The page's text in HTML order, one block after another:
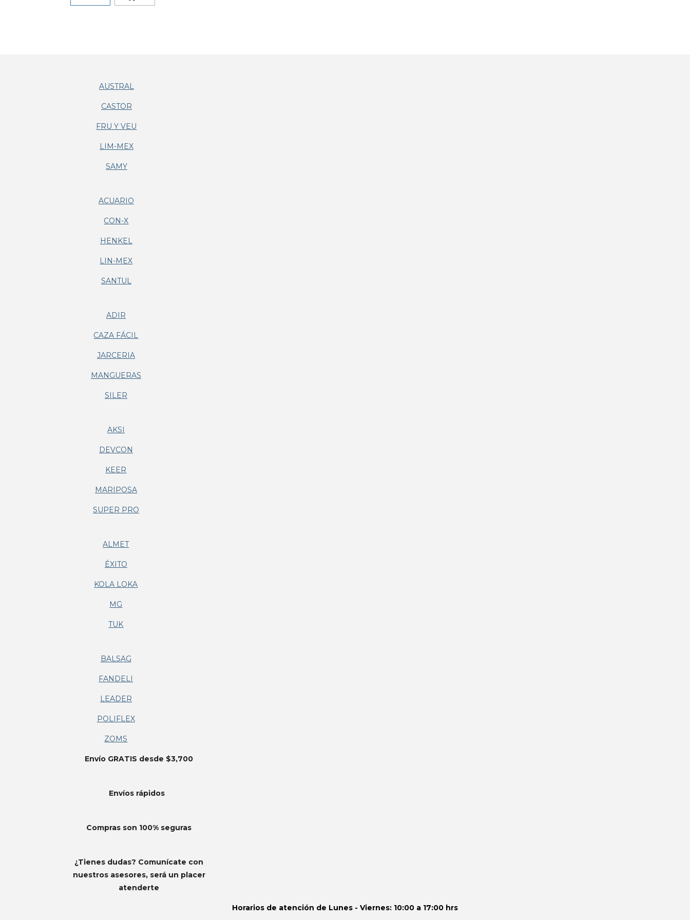
AUSTRAL
CASTOR
FRU Y VEU
LIM-MEX
SAMY
ACUARIO
CON-X
HENKEL
LIN-MEX
SANTUL
ADIR
CAZA FÁCIL
JARCERIA
MANGUERAS
SILER
AKSI
DEVCON
KEER
MARIPOSA
SUPER PRO
ALMET
ÉXITO
KOLA LOKA
MG
TUK
BALSAG
FANDELI
LEADER
POLIFLEX
ZOMS
Envío GRATIS desde $3,700
Envíos rápidos
Compras son 100% seguras
¿Tienes dudas? Comunícate con
nuestros asesores, será un placer
atenderte
Horarios de atención de Lunes - Viernes: 10:00 a 17:00 hrs